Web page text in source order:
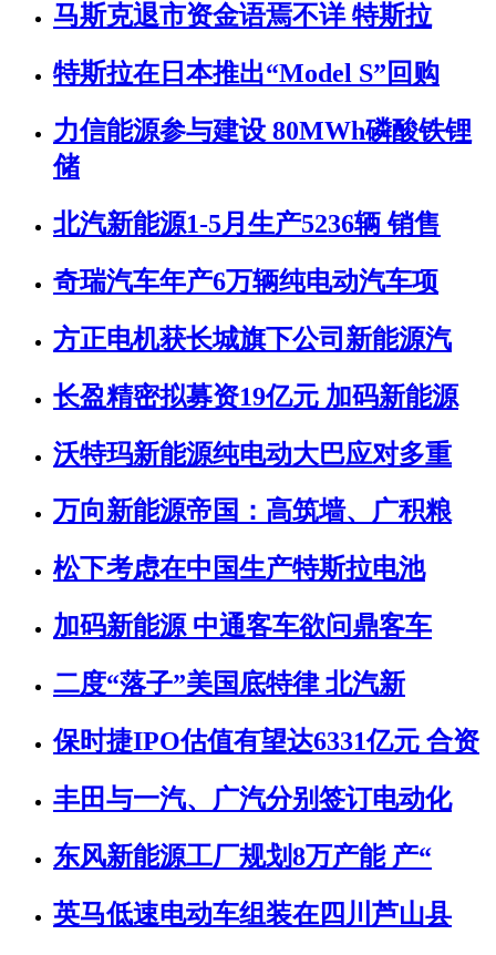
马斯克退市资金语焉不详 特斯拉
特斯拉在日本推出“Model S”回购
力信能源参与建设 80MWh磷酸铁锂
储
北汽新能源1-5月生产5236辆 销售
奇瑞汽车年产6万辆纯电动汽车项
方正电机获长城旗下公司新能源汽
长盈精密拟募资19亿元 加码新能源
沃特玛新能源纯电动大巴应对多重
万向新能源帝国：高筑墙、广积粮
松下考虑在中国生产特斯拉电池
加码新能源 中通客车欲问鼎客车
二度“落子”美国底特律 北汽新
保时捷IPO估值有望达6331亿元 合资
丰田与一汽、广汽分别签订电动化
东风新能源工厂规划8万产能 产“
英马低速电动车组装在四川芦山县